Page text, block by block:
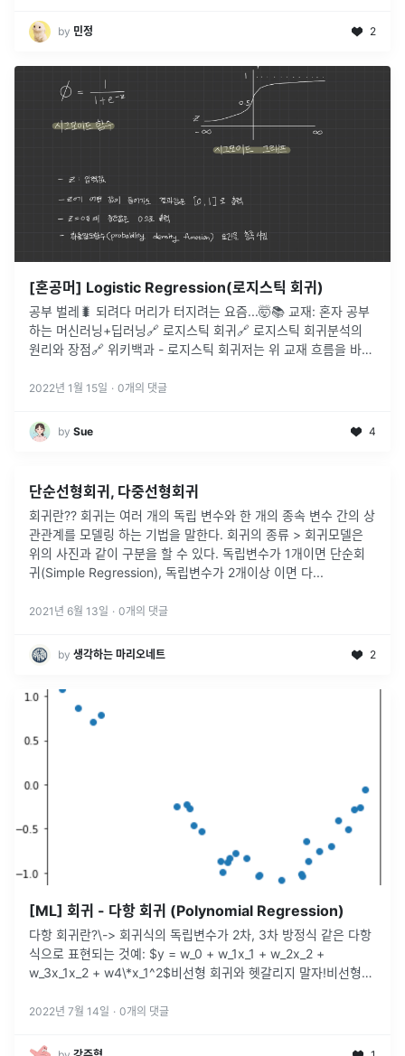
by 민정 2
[혼공머] Logistic Regression(로지스틱 회귀)
공부 벌레🐛 되려다 머리가 터지려는 요즘...🤯📚 교재: 혼자 공부
하는 머신러닝+딥러닝🔗 로지스틱 회귀🔗 로지스틱 회귀분석의
원리와 장점🔗 위키백과 - 로지스틱 회귀저는 위 교재 흐름을 바탕
...
2022년 1월 15일 · 0개의 댓글
by Sue 4
단순선형회귀, 다중선형회귀
회귀란?? 회귀는 여러 개의 독립 변수와 한 개의 종속 변수 간의 상
관관계를 모델링 하는 기법을 말한다. 회귀의 종류 > 회귀모델은
위의 사진과 같이 구분을 할 수 있다. 독립변수가 1개이면 단순회
귀(Simple Regression), 독립변수가 2개이상 이면 다...
2021년 6월 13일 · 0개의 댓글
by 생각하는 마리오네트 2
[ML] 회귀 - 다항 회귀 (Polynomial Regression)
다항 회귀란?\-> 회귀식의 독립변수가 2차, 3차 방정식 같은 다항
식으로 표현되는 것예: $y = w_0 + w_1x_1 + w_2x_2 +
w_3x_1x_2 + w4\*x_1^2$비선형 회귀와 헷갈리지 말자!비선형
2022년 7월 14일 · 0개의 댓글